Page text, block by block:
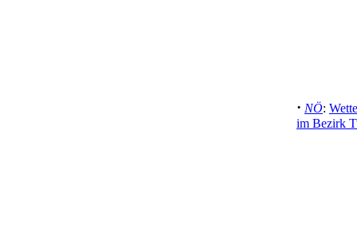
· NÖ:
im Bezirk